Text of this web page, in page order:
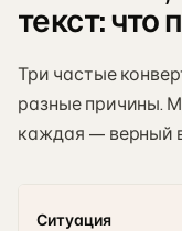
текст: что
Три частые
разные причины.
каждая — верный
Ситуация